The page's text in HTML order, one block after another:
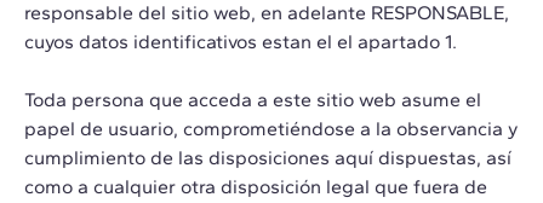
responsable del sitio web, en adelante RESPONSABLE,
cuyos datos identificativos estan el el apartado 1.
Toda persona que acceda a este sitio web asume el
papel de usuario, comprometiéndose a la observancia y
cumplimiento de las disposiciones aquí dispuestas, así
como a cualquier otra disposición legal que fuera de